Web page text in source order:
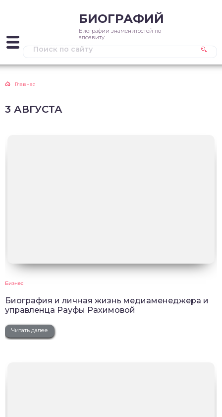
БИОГРАФИЙ
Биографии знаменитостей по
алфавиту
Главная
3 АВГУСТА
Бизнес
Биография и личная жизнь медиаменеджера и
управленца Рауфы Рахимовой
Читать далее